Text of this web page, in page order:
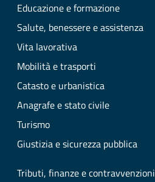
Educazione e formazione
Salute, benessere e assistenza
Vita lavorativa
Mobilità e trasporti
Catasto e urbanistica
Anagrafe e stato civile
Turismo
Giustizia e sicurezza pubblica
Tributi, finanze e contravvenzioni